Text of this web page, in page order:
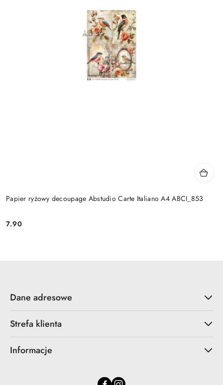
Papier ryżowy decoupage Abstudio Carte Italiano A4 ABCI_853
Cena:
7.90
Dane adresowe
Strefa klienta
Informacje